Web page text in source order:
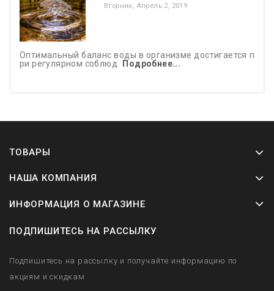
Вторник, Апрель 2, 2019
Оптимальный баланс воды в организме достигается п
ри регулярном соблюд
Подробнее...
ТОВАРЫ
НАША КОМПАНИЯ
ИНФОРМАЦИЯ О МАГАЗИНЕ
ПОДПИШИТЕСЬ НА РАССЫЛКУ
Подпишитесь на рассылку и получайте информацию по
акциям и скидкам